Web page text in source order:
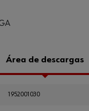
Área de descargas
1952001030